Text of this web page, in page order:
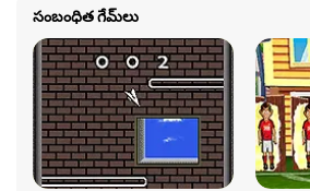
సంబంధిత గేమ్‌లు